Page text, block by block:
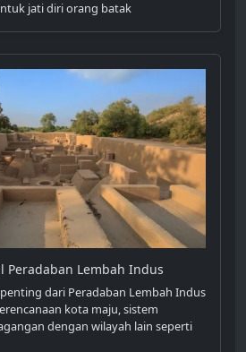
jati diri orang batak
Peradaban Lembah Indus
dari Peradaban Lembah Indus
kota maju, sistem
dengan wilayah lain seperti